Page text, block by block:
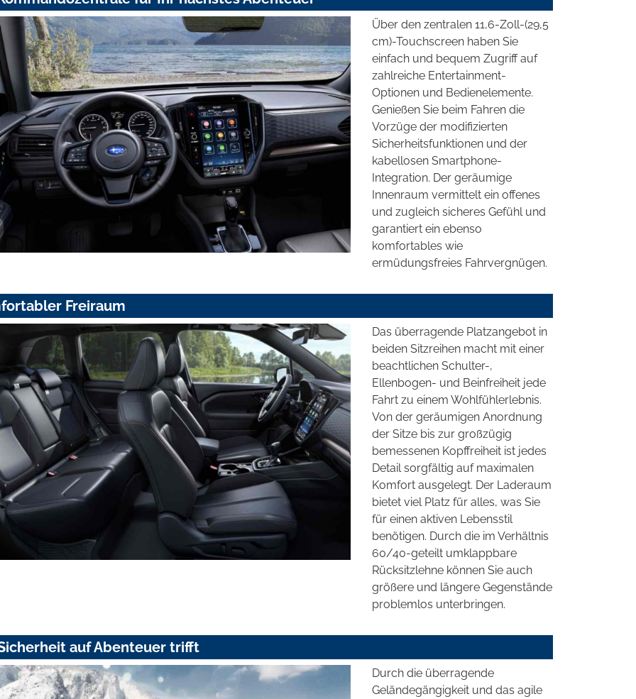
Über den zentralen 11,6-Zoll-(29,5
cm)-Touchscreen haben Sie
einfach und bequem Zugriff auf
zahlreiche Entertainment-
Optionen und Bedienelemente.
Genießen Sie beim Fahren die
Vorzüge der modifizierten
Sicherheitsfunktionen und der
kabellosen Smartphone-
Integration. Der geräumige
Innenraum vermittelt ein offenes
und zugleich sicheres Gefühl und
garantiert ein ebenso
komfortables wie
ermüdungsfreies Fahrvergnügen.
Freiraum
Das überragende Platzangebot in
beiden Sitzreihen macht mit einer
beachtlichen Schulter-,
Ellenbogen- und Beinfreiheit jede
Fahrt zu einem Wohlfühlerlebnis.
Von der geräumigen Anordnung
der Sitze bis zur großzügig
bemessenen Kopffreiheit ist jedes
Detail sorgfältig auf maximalen
Komfort ausgelegt. Der Laderaum
bietet viel Platz für alles, was Sie
für einen aktiven Lebensstil
benötigen. Durch die im Verhältnis
60/40-geteilt umklappbare
Rücksitzlehne können Sie auch
größere und längere Gegenstände
problemlos unterbringen.
auf Abenteuer trifft
Durch die überragende
Geländegängigkeit und das agile